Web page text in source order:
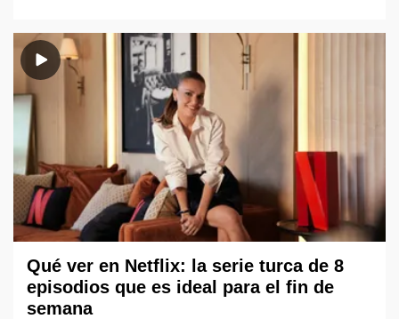
Qué ver en Netflix: la serie turca de 8
episodios que es ideal para el fin de
semana